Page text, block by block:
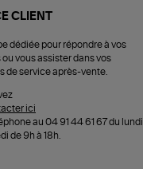
CLIENT
dédiée pour répondre à vos
vous assister dans vos
de service après-vente.
ici
au 04 91 44 61 67 du lundi
de 9h à 18h.